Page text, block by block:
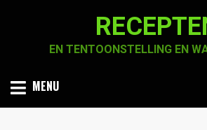
EN TENTOONSTELLING EN
MENU